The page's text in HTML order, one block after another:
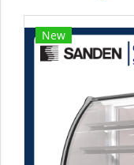
New